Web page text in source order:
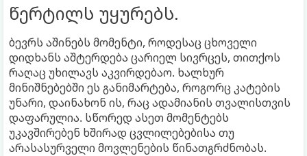
წერტილს უყურებს.
ბევრს აშინებს მომენტი, როდესაც ცხოველი
დიდხანს აშტერდება ცარიელ სივრცეს, თითქოს
რაღაც უხილავს აკვირდებაო. ხალხურ
მინიშნებებში ეს განიმარტება, როგორც კატების
უნარი, დაინახონ ის, რაც ადამიანის თვალისთვის
დაფარულია. სწორედ ასეთ მომენტებს
უკავშირებენ ხშირად ცვლილებებისა თუ
არასასურველი მოვლენების წინათგრძნობას.